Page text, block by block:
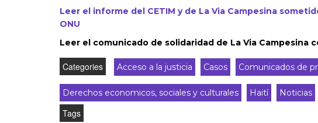
Leer el informe del CETIM y de La Via Campesina
ONU
Leer el comunicado de solidaridad de La Via Campesina
Categories Acceso a la justicia Casos Comunicados de
Derechos economicos, sociales y culturales Haití Noticias
Tags